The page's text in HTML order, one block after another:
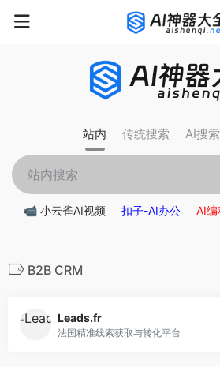
站内 传统搜索 AI搜索
📹 小云雀AI视频 扣子-AI办公 AI
B2B CRM
Leads.fr
法国精准线索获取与转化平台